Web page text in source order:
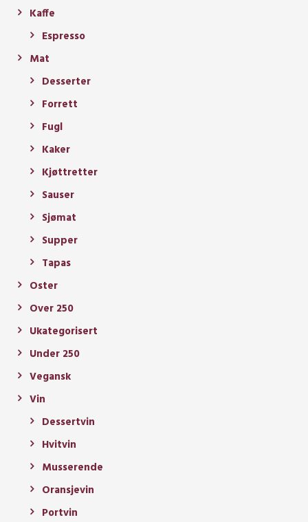
Kaffe
Espresso
Mat
Desserter
Forrett
Fugl
Kaker
Kjøttretter
Sauser
Sjømat
Supper
Tapas
Oster
Over 250
Ukategorisert
Under 250
Vegansk
Vin
Dessertvin
Hvitvin
Musserende
Oransjevin
Portvin